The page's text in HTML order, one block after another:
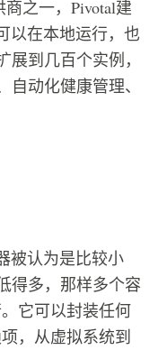
之一，Pivotal建
以在本地运行，也
到几百个实例，
动化健康管理、
被认为是比较小
得多，那样多个容
它可以封装任何
，从虚拟系统到